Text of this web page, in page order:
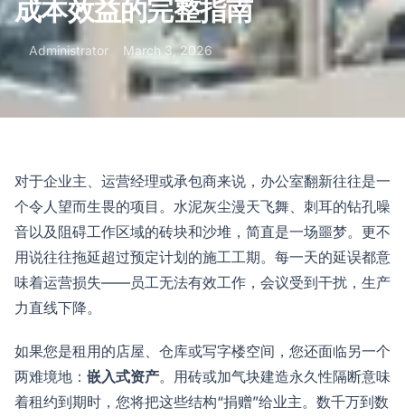
成本效益的完整指南
Administrator March 3, 2026
对于企业主、运营经理或承包商来说，办公室翻新往往是一
个令人望而生畏的项目。水泥灰尘漫天飞舞、刺耳的钻孔噪
音以及阻碍工作区域的砖块和沙堆，简直是一场噩梦。更不
用说往往拖延超过预定计划的施工工期。每一天的延误都意
味着运营损失——员工无法有效工作，会议受到干扰，生产
力直线下降。
如果您是租用的店屋、仓库或写字楼空间，您还面临另一个
两难境地： 嵌入式资产。用砖或加气块建造永久性隔断意味
着租约到期时，您将把这些结构“捐赠”给业主。数千万到数